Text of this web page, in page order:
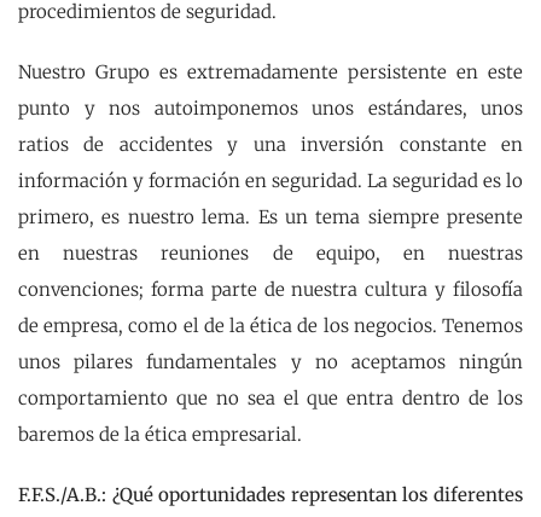
procedimientos de seguridad.
Nuestro Grupo es extremadamente persistente en este
punto y nos autoimponemos unos estándares, unos
ratios de accidentes y una inversión constante en
información y formación en seguridad. La seguridad es lo
primero, es nuestro lema. Es un tema siempre presente
en nuestras reuniones de equipo, en nuestras
convenciones; forma parte de nuestra cultura y filosofía
de empresa, como el de la ética de los negocios. Tenemos
unos pilares fundamentales y no aceptamos ningún
comportamiento que no sea el que entra dentro de los
baremos de la ética empresarial.
F.F.S./A.B.: ¿Qué oportunidades representan los diferentes